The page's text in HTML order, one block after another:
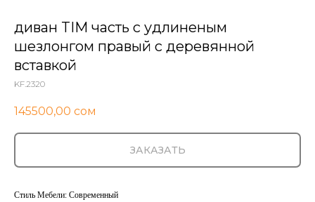
диван TIM часть с удлиненым
шезлонгом правый с деревянной
вставкой
KF.2320
145500,00 сом
ЗАКАЗАТЬ
Стиль Мебели: Современный